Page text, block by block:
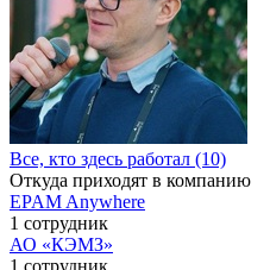
Все, кто здесь работал (10)
Откуда приходят в компанию
EPAM Anywhere
1 сотрудник
АО «КЭМЗ»
1 сотрудник